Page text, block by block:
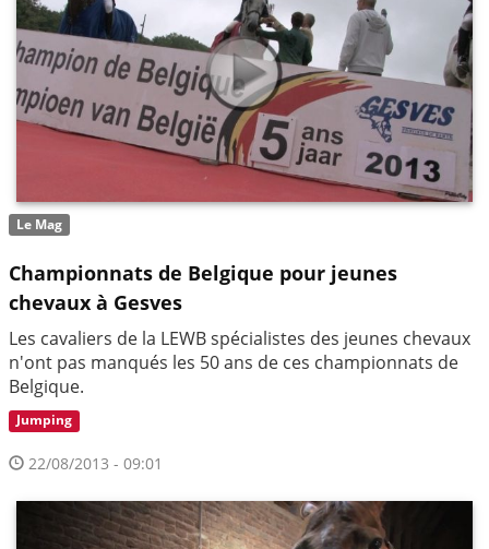
Le Mag
Championnats de Belgique pour jeunes
chevaux à Gesves
Les cavaliers de la LEWB spécialistes des jeunes chevaux
n'ont pas manqués les 50 ans de ces championnats de
Belgique.
Jumping
22/08/2013 - 09:01